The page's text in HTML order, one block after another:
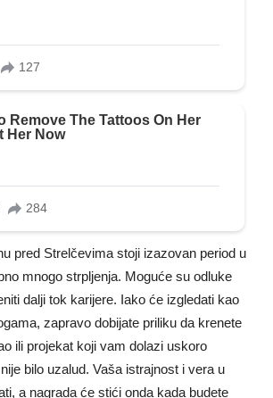
pred Strelčevima stoji izazovan period u
mnogo strpljenja. Moguće su odluke
dalji tok karijere. Iako će izgledati kao
zapravo dobijate priliku da krenete
ili projekat koji vam dolazi uskoro
bilo uzalud. Vaša istrajnost i vera u
a nagrada će stići onda kada budete